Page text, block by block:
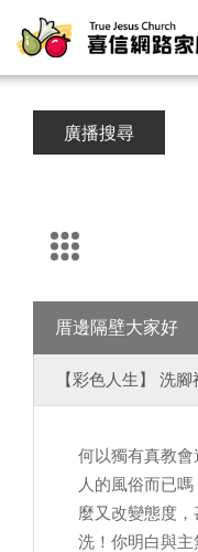
廣播搜尋
厝邊隔壁大家好
【彩色人生】 洗
何以獨有真教
人的風俗而已
麼又改變態度
洗！你明白與